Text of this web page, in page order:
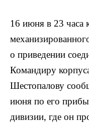
16 июня в 23 часа
о приведении
Командиру
Шестопалову
июня по его
дивизии, где он